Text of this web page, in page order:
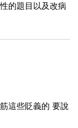
的題目以及改病
這些貶義的 要說